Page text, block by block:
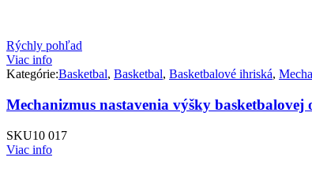
Rýchly pohľad
Viac info
Kategórie:Basketbal, Basketbal, Basketbalové ihriská,
Mechanizmus nastavenia výšky
SKU10 017
Viac info